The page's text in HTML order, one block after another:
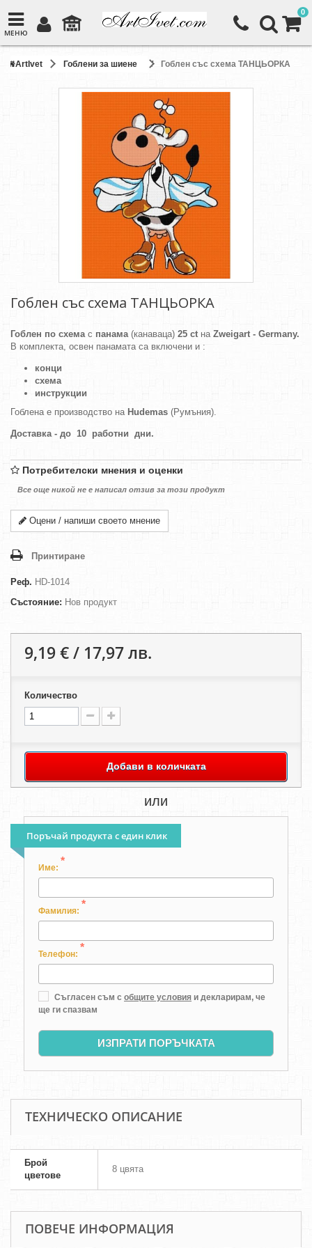
МЕНЮ
0
ArtIvet Гоблени за шиене Гоблен със схема ТАНЦЬОРКА
Гоблен със схема ТАНЦЬОРКА
Гоблен по схемас панама(канаваца) 25 ct на Zweigart - Germany.
В комплекта, освен панамата са включени и :
конци
схема
инструкции
Гоблена е производство на Hudemas (Румъния).
Доставка - до 10 работни дни.
Потребителски мнения и оценки
Все още никой не е написал отзив за този продукт
Оцени / напиши своето мнение
Принтиране
Реф. HD-1014
Състояние: Нов продукт
9,19 € / 17,97 лв.
Количество
Добави в количката
или
Поръчай продукта с един клик
Име:
*
Фамилия:
*
Телефон:
*
Съгласен съм с общите условия и декларирам, че
ще ги спазвам
ИЗПРАТИ ПОРЪЧКАТА
ТЕХНИЧЕСКО ОПИСАНИЕ
Брой
цветове
8 цвята
ПОВЕЧЕ ИНФОРМАЦИЯ